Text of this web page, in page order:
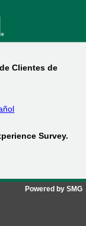
Clientes de
Survey.
Powered by SMG